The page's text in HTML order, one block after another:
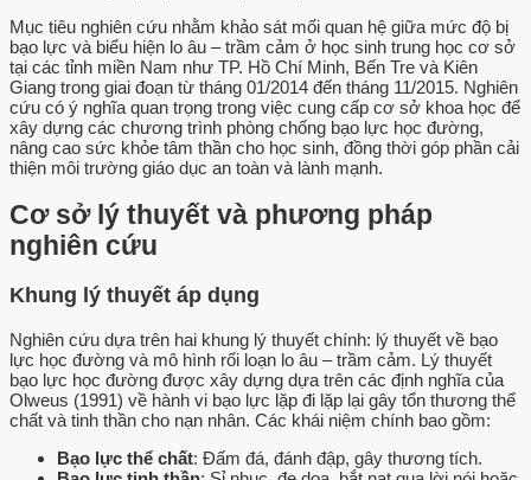
Mục tiêu nghiên cứu nhằm khảo sát mối quan hệ giữa mức độ bị
bạo lực và biểu hiện lo âu – trầm cảm ở học sinh trung học cơ sở
tại các tỉnh miền Nam như TP. Hồ Chí Minh, Bến Tre và Kiên
Giang trong giai đoạn từ tháng 01/2014 đến tháng 11/2015. Nghiên
cứu có ý nghĩa quan trọng trong việc cung cấp cơ sở khoa học để
xây dựng các chương trình phòng chống bạo lực học đường,
nâng cao sức khỏe tâm thần cho học sinh, đồng thời góp phần cải
thiện môi trường giáo dục an toàn và lành mạnh.
Cơ sở lý thuyết và phương pháp
nghiên cứu
Khung lý thuyết áp dụng
Nghiên cứu dựa trên hai khung lý thuyết chính: lý thuyết về bạo
lực học đường và mô hình rối loạn lo âu – trầm cảm. Lý thuyết
bạo lực học đường được xây dựng dựa trên các định nghĩa của
Olweus (1991) về hành vi bạo lực lặp đi lặp lại gây tổn thương thể
chất và tinh thần cho nạn nhân. Các khái niệm chính bao gồm:
Bạo lực thể chất: Đấm đá, đánh đập, gây thương tích.